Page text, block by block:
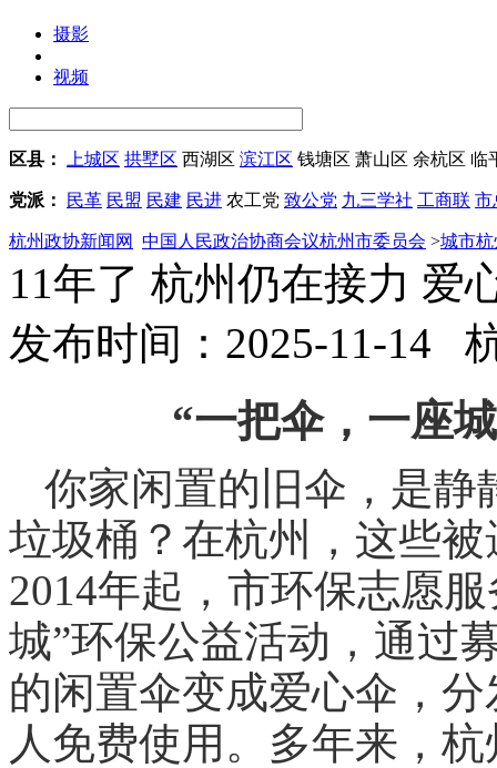
摄影
视频
区县： 上城区 拱墅区 西湖区 滨江区 钱塘区 萧山区 余杭区 临
党派： 民革 民盟 民建 民进 农工党 致公党 九三学社 工商联 市
杭州政协新闻网 中国人民政治协商会议杭州市委员会 >城市杭
11年了 杭州仍在接力 爱
发布时间：2025-11-14
“一把伞，一座
你家闲置的旧伞，是静
垃圾桶？在杭州，这些
2014年起，市环保志愿
城”环保公益活动，通过
的闲置伞变成爱心伞，
人免费使用。多年来，